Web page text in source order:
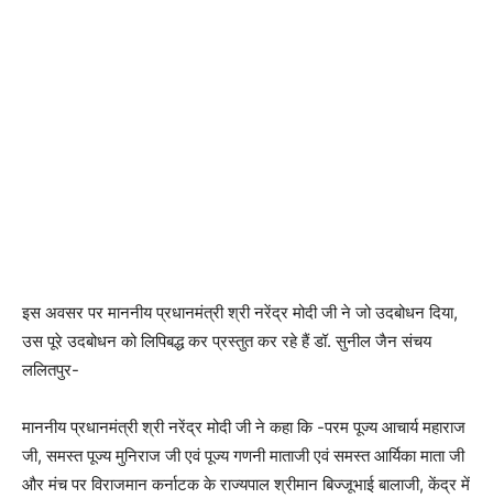
इस अवसर पर माननीय प्रधानमंत्री श्री नरेंद्र मोदी जी ने जो उदबोधन दिया,
उस पूरे उदबोधन को लिपिबद्ध कर प्रस्तुत कर रहे हैं डॉ. सुनील जैन संचय
ललितपुर-
माननीय प्रधानमंत्री श्री नरेंद्र मोदी जी ने कहा कि -परम पूज्य आचार्य महाराज
जी, समस्त पूज्य मुनिराज जी एवं पूज्य गणनी माताजी एवं समस्त आर्यिका माता जी
और मंच पर विराजमान कर्नाटक के राज्यपाल श्रीमान बिज्जूभाई बालाजी, केंद्र में